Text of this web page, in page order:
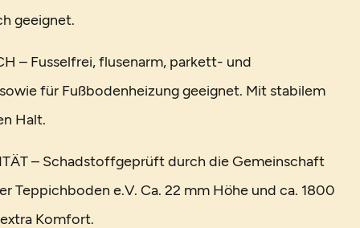
geeignet.
– Fusselfrei, flusenarm, parkett- und
für Fußbodenheizung geeignet. Mit stabilem
Halt.
– Schadstoffgeprüft durch die Gemeinschaft
Teppichboden e.V. Ca. 22 mm Höhe und ca. 1800
Komfort.